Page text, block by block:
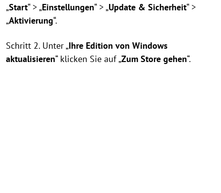
„Start“ > „Einstellungen“ > „Update & Sicherheit“ >
„Aktivierung“.
Schritt 2. Unter „Ihre Edition von Windows
aktualisieren“ klicken Sie auf „Zum Store gehen“.